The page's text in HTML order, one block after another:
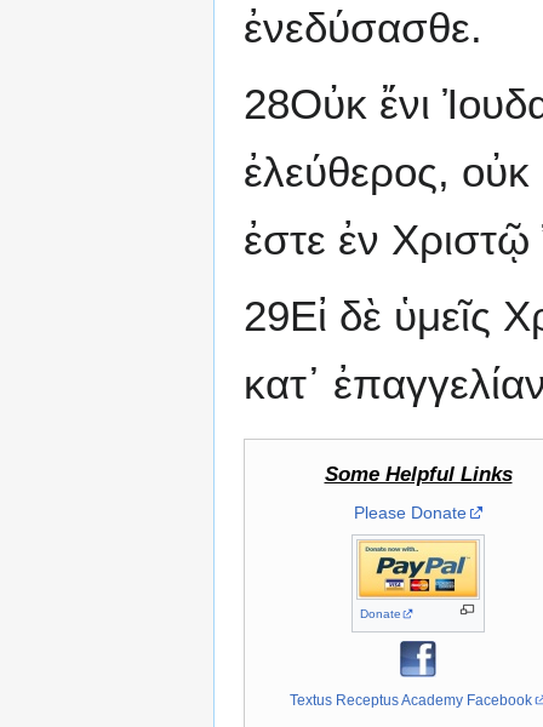
ἐνεδύσασθε.
28Οὐκ ἔνι
ἐλεύθερος, οὐκ
ἐστε ἐν
29Εἰ δὲ ὑμεῖς
κατ᾽
Some Helpful Links
Please Donate
Donate
Textus Receptus Academy Facebook